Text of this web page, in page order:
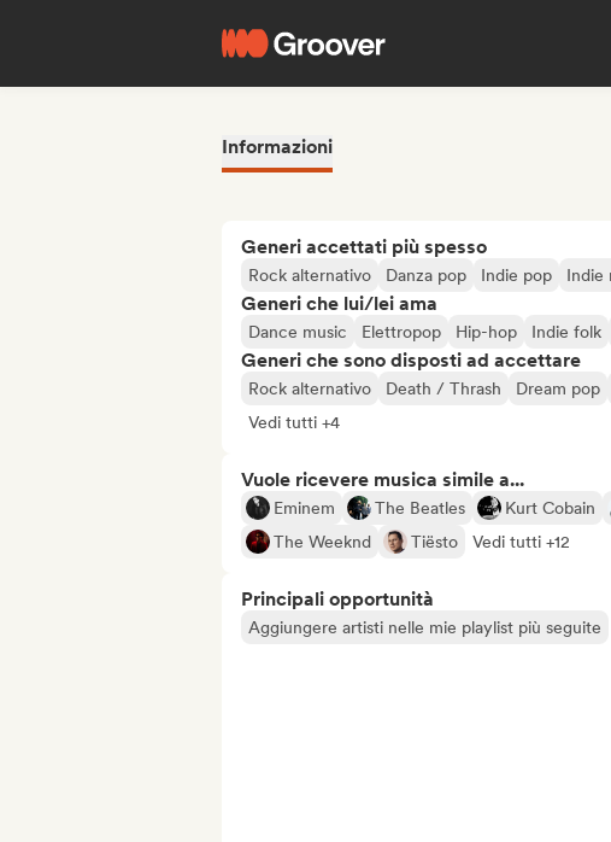
Informazioni
Generi accettati più spesso
Rock alternativo Danza pop Indie pop Indie
Generi che lui/lei ama
Dance music Elettropop Hip-hop Indie folk
Generi che sono disposti ad accettare
Rock alternativo Death / Thrash Dream pop
Vedi tutti +4
Vuole ricevere musica simile a...
Eminem The Beatles Kurt Cobain
The Weeknd
Tiësto Vedi tutti +12
Principali opportunità
Aggiungere artisti nelle mie playlist più seguite